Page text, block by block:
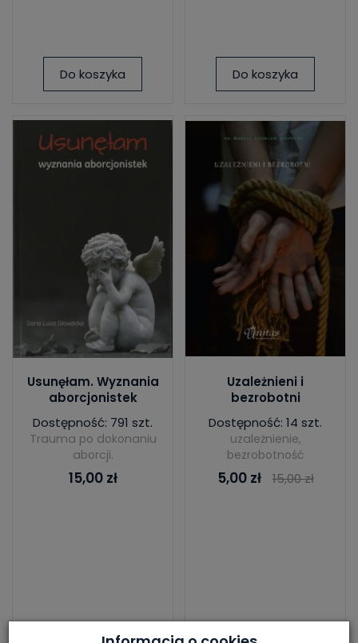
Do koszyka Do koszyka
Usunęłam. Wyznania
aborcjonistek
Dostępność: 791 szt.
Trauma po dokonaniu
aborcji.
15,00 zł
Uzależnieni i
bezrobotni
Dostępność: 14 szt.
uzależnienie,
bezrobotność
5,00 zł 15,00 zł